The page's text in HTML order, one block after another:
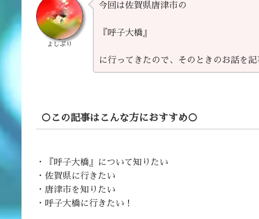
よしぷり
今回は佐賀県唐津市の
『呼子大橋』
に行ってきたので、そのときのお話を記
○この記事はこんな方におすすめ○
・『呼子大橋』について知りたい
・佐賀県に行きたい
・唐津市を知りたい
・呼子大橋に行きたい！